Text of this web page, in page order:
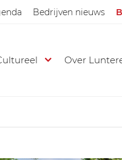
Bedrijven nieuws
Over